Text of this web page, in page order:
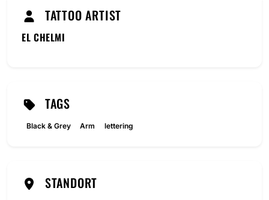
TATTOO ARTIST
EL CHELMI
TAGS
Black & Grey Arm lettering
STANDORT